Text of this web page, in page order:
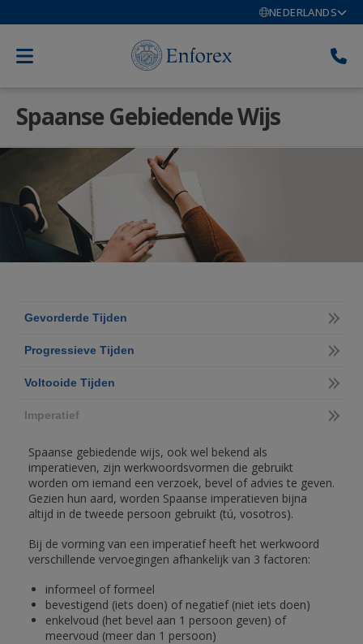
NEDERLANDS
Spaanse Gebiedende Wijs
Gevorderde Tijden
Progressieve Tijden
Voltooide Tijden
Imperatief
Spaanse gebiedende wijs, ook wel bekend als
imperatieven, zijn werkwoordsvormen die gebruikt
worden om iemand een verzoek, bevel of advies te geven.
Gezien hun aard, worden Spaanse imperatieven bijna
altijd in de tweede persoon gebruikt (tú, vosotros).
Bij de vorming van een imperatief heeft het werkwoord
verschillende vervoegingen afhankelijk van 3 factoren:
informeel of formeel
bevestigend (iets doen) of negatief (niet iets doen)
enkelvoud (het bevel aan 1 persoon geven) of
meervoud (meer dan 1 persoon)